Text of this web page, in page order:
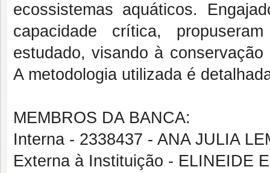
ecossistemas aquáticos.
capacidade crítica,
estudado, visando à
A metodologia utilizada é
MEMBROS DA BANCA:
Interna - 2338437 - ANA JULIA
Externa à Instituição - ELINEIDE